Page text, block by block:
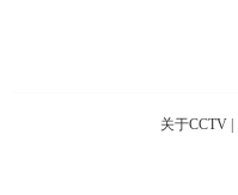
关于CCTV